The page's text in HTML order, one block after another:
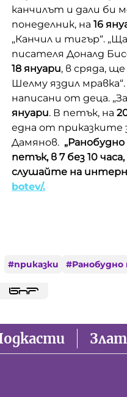
канчилът и дали би
понеделник, на 16
„Канчил и тигър“.
писателя Доналд
18 януари, в сряда,
Шелму яздил
написани от деца.
януари. В петък, на
една от приказките
Дамянов.
петък, в 7 без 10
слушайте на
botev/.
#приказки #